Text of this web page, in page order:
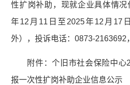
性扩岗补助，现就企业具体情
年12月11日至2025年12月17
外），投诉电话：0873-2163692
附件：个旧市社会保险中
报一次性扩岗补助企业信息公示